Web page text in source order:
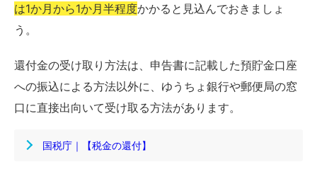
は1か月から1か月半程度かかると見込んでおきましょ
う。
還付金の受け取り方法は、申告書に記載した預貯金口座
への振込による方法以外に、ゆうちょ銀行や郵便局の窓
口に直接出向いて受け取る方法があります。
国税庁｜【税金の還付】